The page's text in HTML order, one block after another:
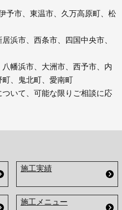
予市、東温市、久万高原町、松
居浜市、西条市、四国中央市、
八幡浜市、大洲市、西予市、内
、鬼北町、愛南町
ついて、可能な限りご相談に応
施工実績
施工メニュー